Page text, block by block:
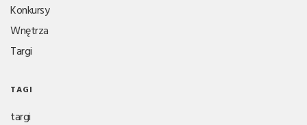
Konkursy
Wnętrza
Targi
TAGI
targi